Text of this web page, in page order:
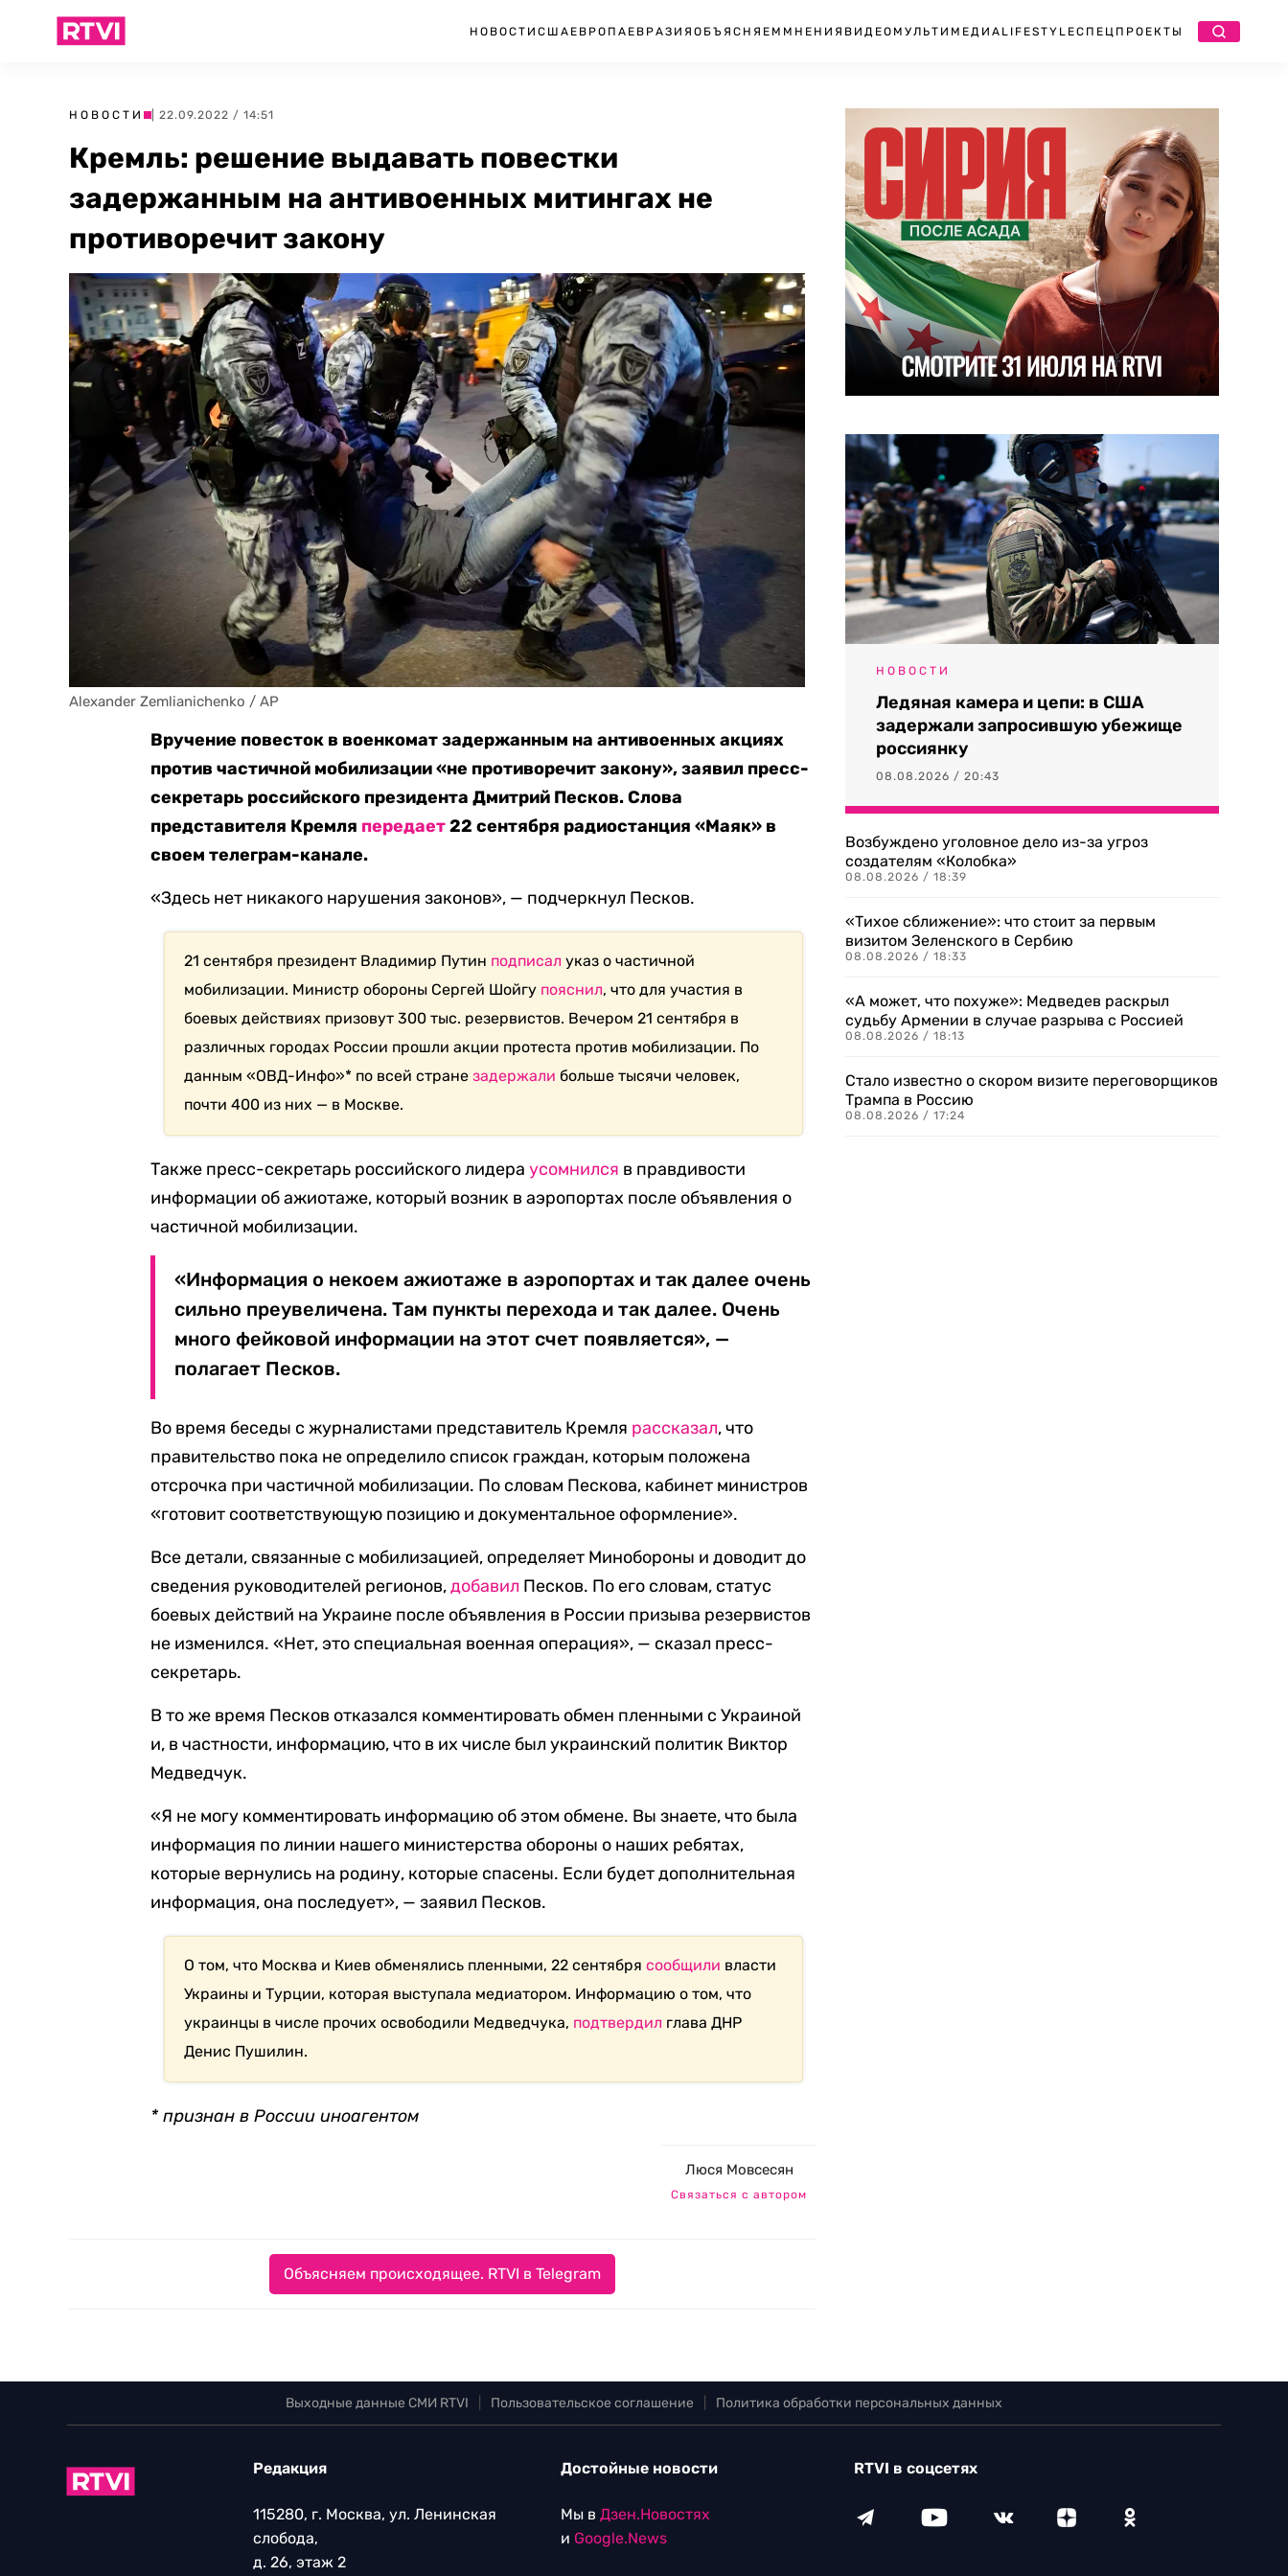
НОВОСТИ США ЕВРОПА ЕВРАЗИЯ ОБЪЯСНЯЕМ МНЕНИЯ ВИДЕО МУЛЬТИМЕДИА LIFESTYLEСПЕЦПРОЕКТЫ
НОВОСТИ | 22.09.2022 / 14:51
Кремль: решение выдавать повестки
задержанным на антивоенных митингах не
противоречит закону
Alexander Zemlianichenko / AP
Вручение повесток в военкомат задержанным на антивоенных акциях
против частичной мобилизации «не противоречит закону», заявил пресс-
секретарь российского президента Дмитрий Песков. Слова
представителя Кремля передает22 сентября радиостанция «Маяк» в
своем телеграм-канале.
«Здесь нет никакого нарушения законов», — подчеркнул Песков.
21 сентября президент Владимир Путин подписал указ о частичной
мобилизации. Министр обороны Сергей Шойгу пояснил, что для участия в
боевых действиях призовут 300 тыс. резервистов. Вечером 21 сентября в
различных городах России прошли акции протеста против мобилизации. По
данным «ОВД-Инфо»* по всей странезадержали больше тысячи человек,
почти 400 из них — в Москве.
Также пресс-секретарь российского лидераусомнился в правдивости
информации об ажиотаже, который возник в аэропортах после объявления о
частичной мобилизации.
«Информация о некоем ажиотаже в аэропортах и так далее очень
сильно преувеличена. Там пункты перехода и так далее. Очень
много фейковой информации на этот счет появляется», —
полагает Песков.
Во время беседы с журналистами представитель Кремля рассказал, что
правительство пока не определило список граждан, которым положена
отсрочка при частичной мобилизации. По словам Пескова, кабинет министров
«готовит соответствующую позицию и документальное оформление».
Все детали, связанные с мобилизацией, определяет Минобороны и доводит до
сведения руководителей регионов,добавил Песков. По его словам, статус
боевых действий на Украине после объявления в России призыва резервистов
не изменился. «Нет, это специальная военная операция», — сказал пресс-
секретарь.
В то же время Песков отказался комментировать обмен пленными с Украиной
и, в частности, информацию, что в их числе был украинский политик Виктор
Медведчук.
«Я не могу комментировать информацию об этом обмене. Вы знаете, что была
информация по линии нашего министерства обороны о наших ребятах,
которые вернулись на родину, которые спасены. Если будет дополнительная
информация, она последует», — заявил Песков.
О том, что Москва и Киев обменялись пленными, 22 сентябрясообщили власти
Украины и Турции, которая выступала медиатором. Информацию о том, что
украинцы в числе прочих освободили Медведчука, подтвердил глава ДНР
Денис Пушилин.
* признан в России иноагентом
Люся Мовсесян
Связаться с автором
Объясняем происходящее. RTVI в Telegram
НОВОСТИ
Ледяная камера и цепи: в США
задержали запросившую убежище
россиянку
08.08.2026 / 20:43
Возбуждено уголовное дело из-за угроз
создателям «Колобка»
08.08.2026 / 18:39
«Тихое сближение»: что стоит за первым
визитом Зеленского в Сербию
08.08.2026 / 18:33
«А может, что похуже»: Медведев раскрыл
судьбу Армении в случае разрыва с Россией
08.08.2026 / 18:13
Стало известно о скором визите переговорщиков
Трампа в Россию
08.08.2026 / 17:24
Выходные данные СМИ RTVI Пользовательское соглашение Политика обработки персональных данных
Редакция
115280, г. Москва, ул. Ленинская
слобода,
д. 26, этаж 2
Достойные новости
Мы в Дзен.Новостях
и Google.News
RTVI в соцсетях